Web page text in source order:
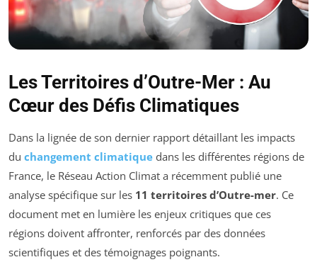
Les Territoires d’Outre-Mer : Au
Cœur des Défis Climatiques
Dans la lignée de son dernier rapport détaillant les impacts
du changement climatique dans les différentes régions de
France, le Réseau Action Climat a récemment publié une
analyse spécifique sur les 11 territoires d’Outre-mer. Ce
document met en lumière les enjeux critiques que ces
régions doivent affronter, renforcés par des données
scientifiques et des témoignages poignants.